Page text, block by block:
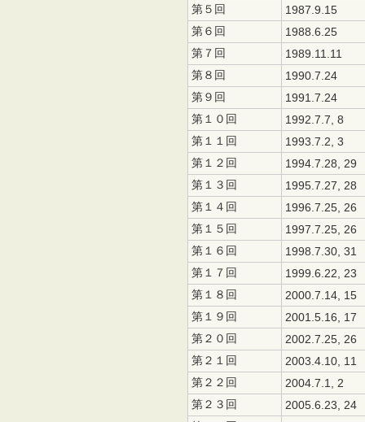
第５回
1987.9.15
第６回
1988.6.25
第７回
1989.11.11
第８回
1990.7.24
第９回
1991.7.24
第１０回
1992.7.7, 8
第１１回
1993.7.2, 3
第１２回
1994.7.28, 29
第１３回
1995.7.27, 28
第１４回
1996.7.25, 26
第１５回
1997.7.25,
第１６回
1998.7.30, 31
第１７回
1999.6.22, 23
第１８回
2000.7.14, 15
第１９回
2001.5.16, 17
第２０回
2002.7.25, 26
第２１回
2003.4.10,
第２２回
2004.7.1, 2
第２３回
2005.6.23, 24